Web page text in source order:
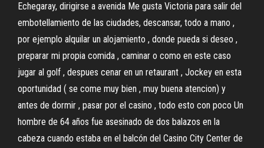
Echegaray, dirigirse a avenida Me gusta Victoria para salir del
embotellamiento de las ciudades, descansar, todo a mano ,
por ejemplo alquilar un alojamiento , donde pueda si deseo ,
preparar mi propia comida , caminar o como en este caso
jugar al golf , despues cenar en un retaurant , Jockey en esta
oportunidad ( se come muy bien , muy buena atencion) y
antes de dormir , pasar por el casino , todo esto con poco Un
hombre de 64 años fue asesinado de dos balazos en la
cabeza cuando estaba en el balcón del Casino City Center de